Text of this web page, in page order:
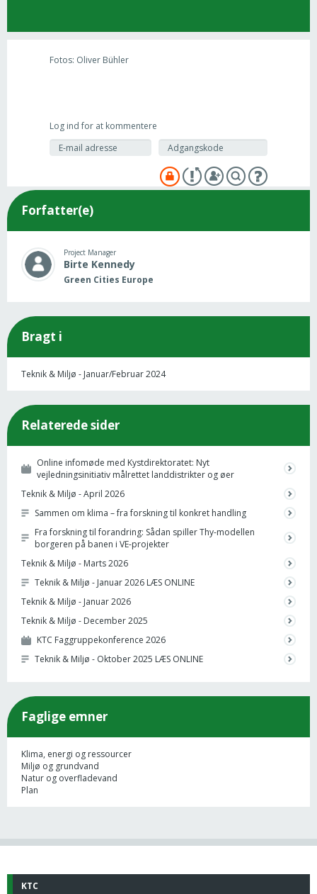
Fotos: Oliver Bühler
Log ind for at kommentere
Forfatter(e)
Project Manager
Birte Kennedy
Green Cities Europe
Bragt i
Teknik & Miljø - Januar/Februar 2024
Relaterede sider
Online infomøde med Kystdirektoratet: Nyt
vejledningsinitiativ målrettet landdistrikter og øer
Teknik & Miljø - April 2026
Sammen om klima – fra forskning til konkret handling
Fra forskning til forandring: Sådan spiller Thy-modellen
borgeren på banen i VE-projekter
Teknik & Miljø - Marts 2026
Teknik & Miljø - Januar 2026 LÆS ONLINE
Teknik & Miljø - Januar 2026
Teknik & Miljø - December 2025
KTC Faggruppekonference 2026
Teknik & Miljø - Oktober 2025 LÆS ONLINE
Faglige emner
Klima, energi og ressourcer
Miljø og grundvand
Natur og overfladevand
Plan
KTC